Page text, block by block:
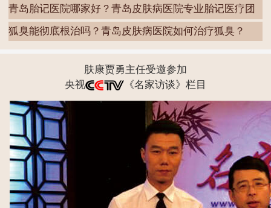
青岛胎记医院哪家好？青岛皮肤病医院专业胎记医疗团
队
狐臭能彻底根治吗？青岛皮肤病医院如何治疗狐臭？
肤康贾勇主任受邀参加
央视
《名家访谈》栏目